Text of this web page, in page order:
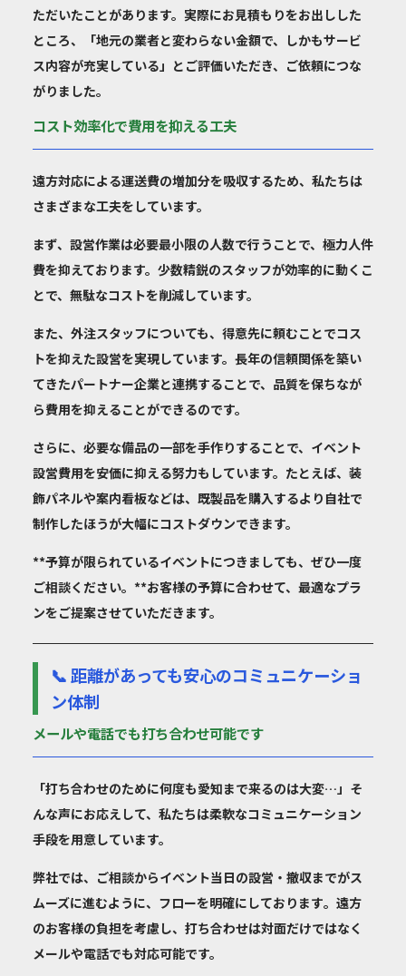
ただいたことがあります。実際にお見積もりをお出しした
ところ、「地元の業者と変わらない金額で、しかもサービ
ス内容が充実している」とご評価いただき、ご依頼につな
がりました。
コスト効率化で費用を抑える工夫
遠方対応による運送費の増加分を吸収するため、私たちは
さまざまな工夫をしています。
まず、設営作業は必要最小限の人数で行う ことで、極力人件
費を抑えております。少数精鋭のスタッフが効率的に動くこ
とで、無駄なコストを削減しています。
また、外注スタッフについても、 得意先に頼むことでコス
トを抑えた設営を実現しています。長年の信頼関係を築い
てきたパートナー企業と連携することで、品質を保ちなが
ら費用を抑えることができるのです。
さらに、必要な備品の一部を手作りすることで、イベント
設営費用を安価に抑える努力もしています。たとえば、装
飾パネルや案内看板などは、既製品を購入するより自社で
制作したほうが大幅にコストダウンできます。
**予算が限られているイベントにつきましても、ぜひ一度
ご相談ください。**お客様の予算に合わせて、最適なプラ
ンをご提案させていただきます。
📞 距離があっても安心のコミュニケーショ
ン体制
メールや電話でも打ち合わせ可能です
「打ち合わせのために何度も愛知まで来るのは大変…」そ
んな声にお応えして、私たちは柔軟なコミュニケーション
手段を用意しています。
弊社では、ご相談からイベント当日の設営・撤収までがス
ムーズに進むように、フローを明確にしております。遠方
のお客様の負担を考慮し、打ち合わせは対面だけではなく
メールや電話でも対応可能です。